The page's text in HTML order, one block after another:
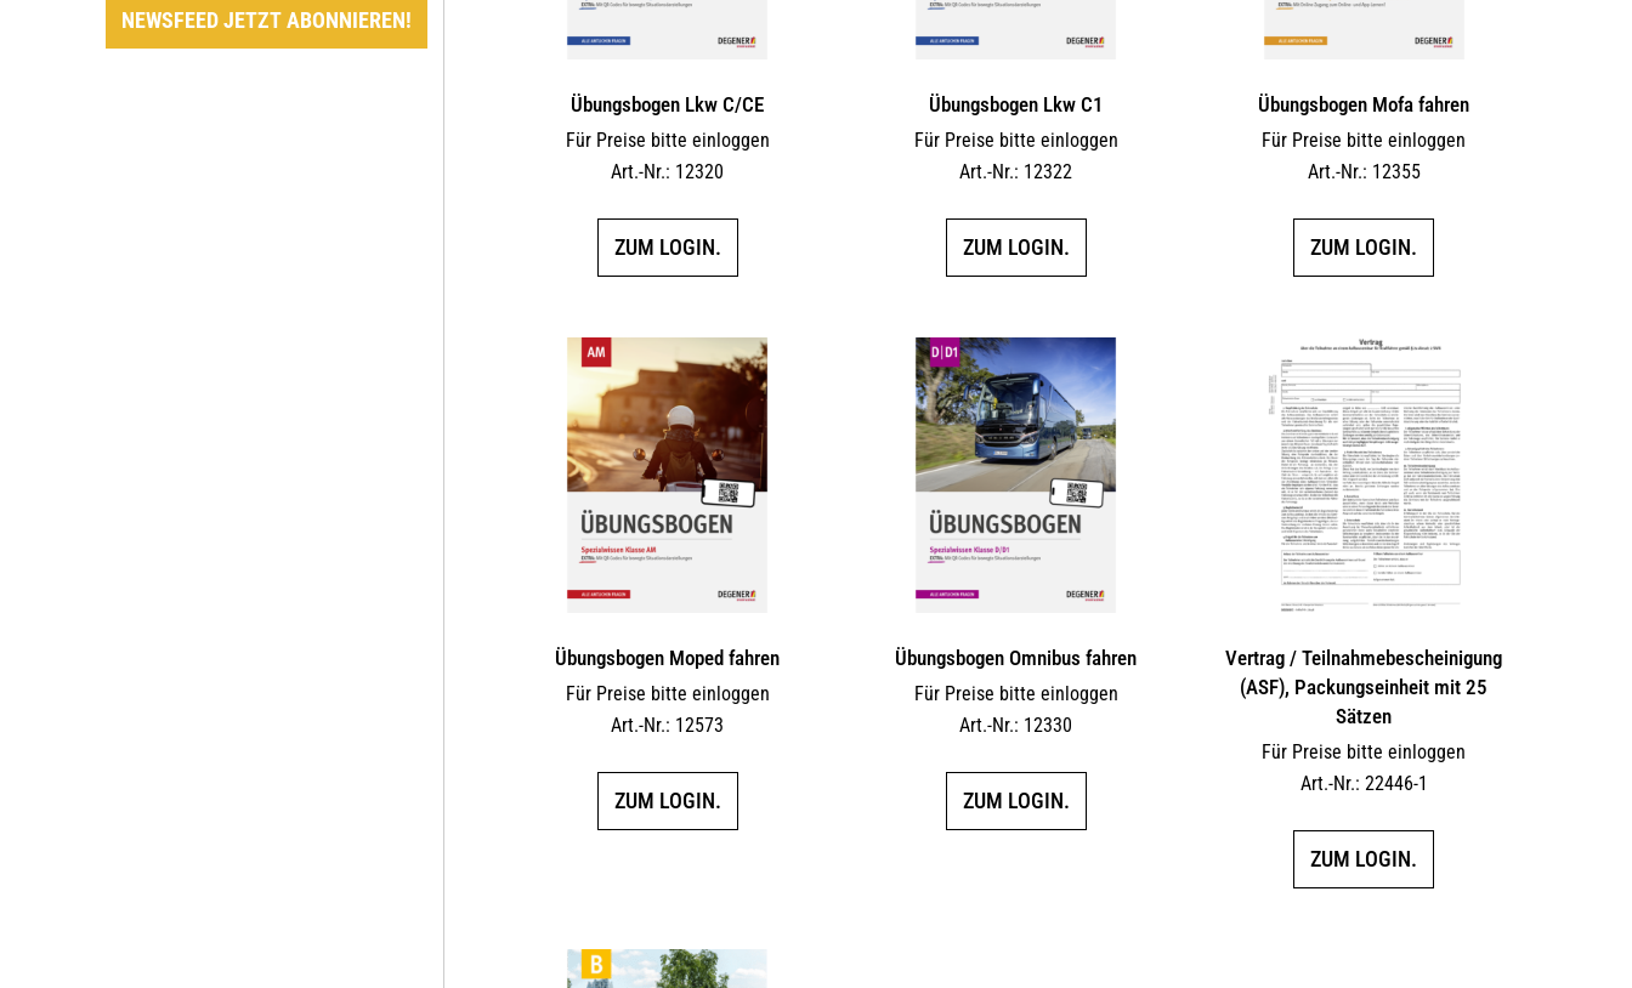
Übungsbogen Lkw C/CE
Für Preise bitte einloggen
Art.-Nr.: 12320
ZUM LOGIN.
Übungsbogen Lkw C1
Für Preise bitte einloggen
Art.-Nr.: 12322
ZUM LOGIN.
Übungsbogen Mofa fahren
Für Preise bitte einloggen
Art.-Nr.: 12355
ZUM LOGIN.
Übungsbogen Moped fahren
Für Preise bitte einloggen
Art.-Nr.: 12573
ZUM LOGIN.
Übungsbogen Omnibus fahren
Für Preise bitte einloggen
Art.-Nr.: 12330
ZUM LOGIN.
Vertrag / Teilnahme­bescheinigung
(ASF), Packungseinheit mit 25
Sätzen
Für Preise bitte einloggen
Art.-Nr.: 22446-1
ZUM LOGIN.